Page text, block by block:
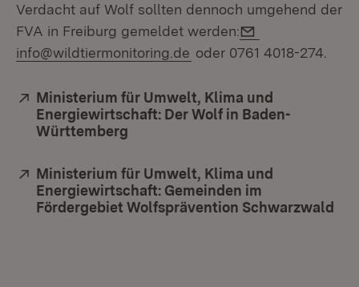
Verdacht auf Wolf sollten dennoch umgehend der
FVA in Freiburg gemeldet werden:
info@wildtiermonitoring.de oder 0761 4018-274.
Extern:
Ministerium für Umwelt, Klima und
Energiewirtschaft: Der Wolf in Baden-
Württemberg
Extern:
Ministerium für Umwelt, Klima und
Energiewirtschaft: Gemeinden im
Fördergebiet Wolfsprävention Schwarzwald